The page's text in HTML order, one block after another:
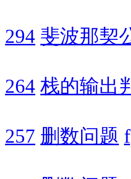
294 斐波那契
264 栈的输出
257 删数问题